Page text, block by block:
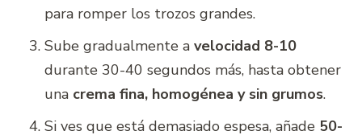
para romper los trozos grandes.
Sube gradualmente a velocidad 8-10
durante 30-40 segundos más, hasta obtener
una crema fina, homogénea y sin grumos.
Si ves que está demasiado espesa, añade 50-